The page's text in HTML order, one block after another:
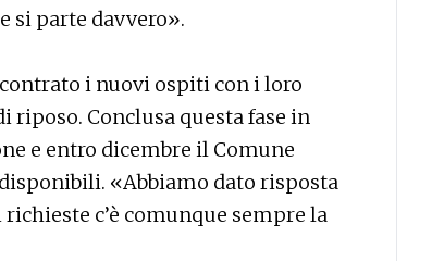
si parte davvero».
i nuovi ospiti con i loro
riposo. Conclusa questa fase in
e entro dicembre il Comune
«Abbiamo dato risposta
c’è comunque sempre la